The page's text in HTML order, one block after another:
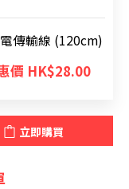
傳輸線 (120cm)
價 HK$28.00
立即購買